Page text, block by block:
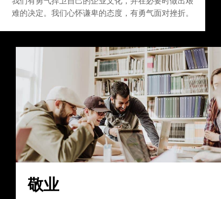
难的决定。我们心怀谦卑的态度，有勇气面对挫折。
敬业